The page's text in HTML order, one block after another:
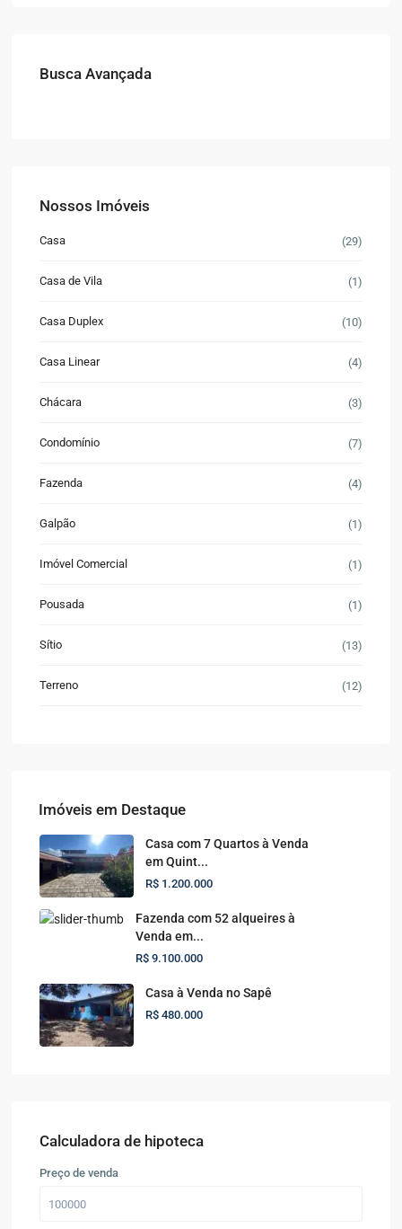
Busca Avançada
Nossos Imóveis
Casa (29)
Casa de Vila (1)
Casa Duplex (10)
Casa Linear (4)
Chácara (3)
Condomínio (7)
Fazenda (4)
Galpão (1)
Imóvel Comercial (1)
Pousada (1)
Sítio (13)
Terreno (12)
Imóveis em Destaque
Casa com 7 Quartos à Venda
em Quint...
R$ 1.200.000
Fazenda com 52 alqueires à
Venda em...
R$ 9.100.000
Casa à Venda no Sapê
R$ 480.000
Calculadora de hipoteca
Preço de venda